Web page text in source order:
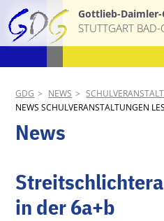
Gottlieb-
STUTTGART
GDG NEWS
NEWS SCHULVERANSTALTUNGEN
News
in der 6a+b